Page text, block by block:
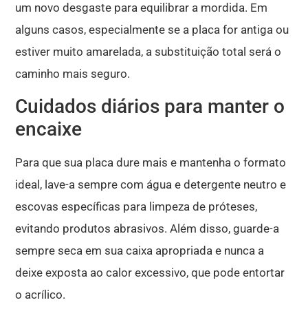
um novo desgaste para equilibrar a mordida. Em
alguns casos, especialmente se a placa for antiga ou
estiver muito amarelada, a substituição total será o
caminho mais seguro.
Cuidados diários para manter o
encaixe
Para que sua placa dure mais e mantenha o formato
ideal, lave-a sempre com água e detergente neutro e
escovas específicas para limpeza de próteses,
evitando produtos abrasivos.Além disso, guarde-a
sempre seca em sua caixa apropriada e nunca a
deixe exposta ao calor excessivo, que pode entortar
o acrílico.